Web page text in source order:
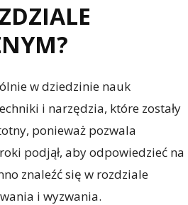
w dziedzinie nauk
i narzędzia, które zostały
ponieważ pozwala
podjął, aby odpowiedzieć na
znaleźć się w rozdziale
i wyzwania.